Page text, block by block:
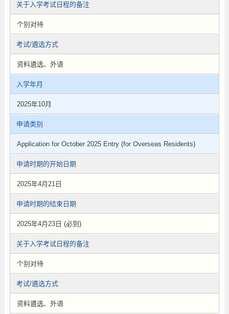
关于入学考试日程的备注
个别对待
考试/遴选方式
资料遴选、外语
入学年月
2025年10月
申请类别
Application for October 2025 Entry (for Overseas Residents)
申请时期的开始日期
2025年4月21日
申请时期的结束日期
2025年4月23日 (必到)
关于入学考试日程的备注
个别对待
考试/遴选方式
资料遴选、外语